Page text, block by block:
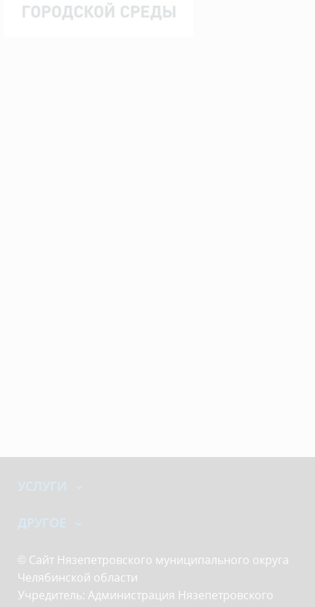
УСЛУГИ
ДРУГОЕ
© Сайт Нязепетровского муниципального округа
Челябинской области
Учредитель: Администрация Нязепетровского